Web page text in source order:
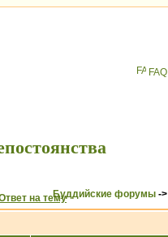
FAQ
Буддийские форумы ->